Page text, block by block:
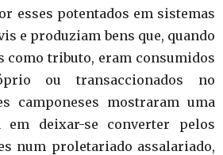
esses potentados em sistemas
e produziam bens que, quando
como tributo, eram consumidos
ou transaccionados no
camponeses mostraram uma
em deixar-se converter pelos
num proletariado assalariado,